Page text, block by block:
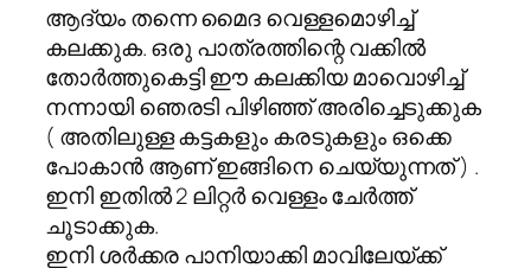
ആദ്യം തന്നെ മൈദ വെള്ളമൊഴിച്ച്
കലക്കുക. ഒരു പാത്രത്തിന്റെ വക്കില്‍
തോര്‍ത്തുകെട്ടി ഈ കലക്കിയ മാവൊഴിച്ച്
നന്നായി ഞെരടി പിഴിഞ്ഞ് അരിച്ചെടുക്കുക
( അതിലുള്ള കട്ടകളും കരടുകളും ഒക്കെ
പോകാന്‍ ആണ് ഇങ്ങിനെ ചെയ്യുന്നത് ) .
ഇനി ഇതില്‍ 2 ലിറ്റര്‍ വെള്ളം ചേര്‍ത്ത്
ചൂടാക്കുക.
ഇനി ശര്‍ക്കര പാനിയാക്കി മാവിലേയ്ക്ക്